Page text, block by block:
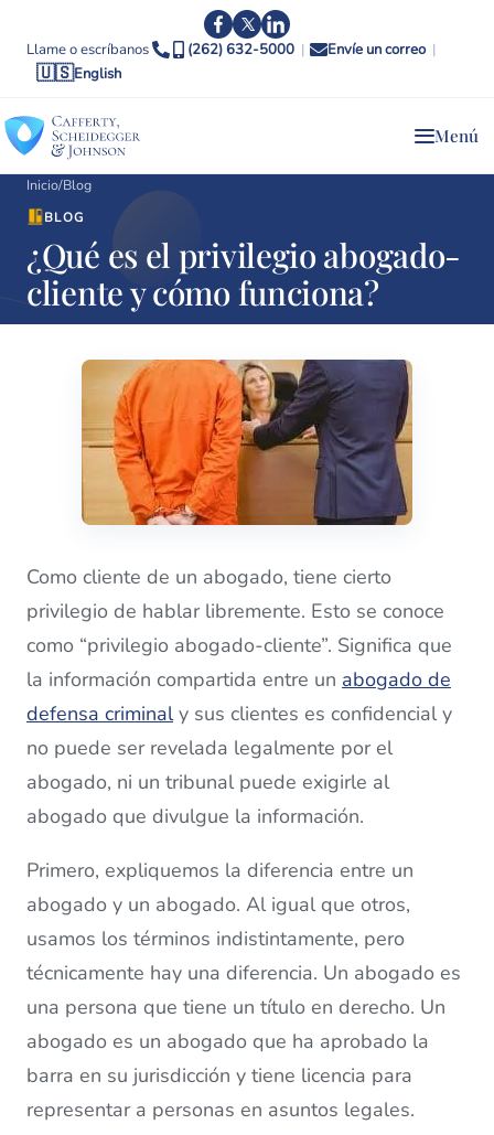
Llame o escríbanos (262) 632-5000 | Envíe un correo |
🇺🇸English
Menú
Inicio/Blog
BLOG
¿Qué es el privilegio abogado-
cliente y cómo funciona?
Como cliente de un abogado, tiene cierto
privilegio de hablar libremente. Esto se conoce
como “privilegio abogado-cliente”. Significa que
la información compartida entre un abogado de
defensa criminaly sus clientes es confidencial y
no puede ser revelada legalmente por el
abogado, ni un tribunal puede exigirle al
abogado que divulgue la información.
Primero, expliquemos la diferencia entre un
abogado y un abogado. Al igual que otros,
usamos los términos indistintamente, pero
técnicamente hay una diferencia. Un abogado es
una persona que tiene un título en derecho. Un
abogado es un abogado que ha aprobado la
barra en su jurisdicción y tiene licencia para
representar a personas en asuntos legales.